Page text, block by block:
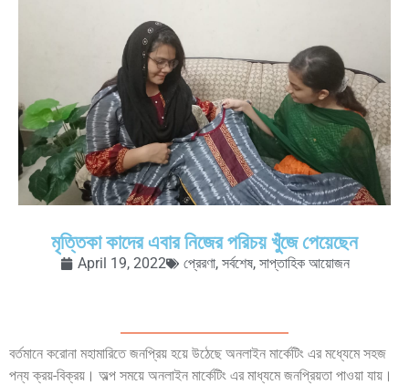
মৃত্তিকা কাদের এবার নিজের পরিচয় খুঁজে পেয়েছেন
April 19, 2022 প্রেরণা, সর্বশেষ, সাপ্তাহিক আয়োজন
বর্তমানে করোনা মহামারিতে জনপ্রিয় হয়ে উঠেছে অনলাইন মার্কেটিং এর মধ্যেমে সহজ
পন্য ক্রয়-বিক্রয়। অল্প সময়ে অনলাইন মার্কেটিং এর মাধ্যমে জনপ্রিয়তা পাওয়া যায়।